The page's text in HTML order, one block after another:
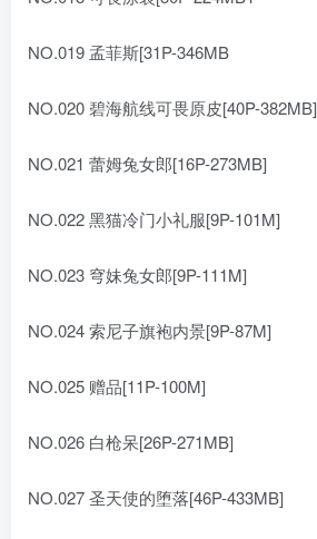
NO.019 孟菲斯[31P-346MB
NO.020 碧海航线可畏原皮[40P-382MB]
NO.021 蕾姆兔女郎[16P-273MB]
NO.022 黑猫冷门小礼服[9P-101M]
NO.023 穹妹兔女郎[9P-111M]
NO.024 索尼子旗袍内景[9P-87M]
NO.025 赠品[11P-100M]
NO.026 白枪呆[26P-271MB]
NO.027 圣天使的堕落[46P-433MB]